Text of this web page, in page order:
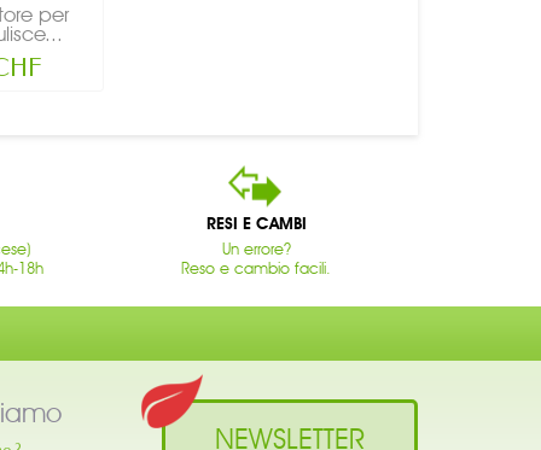
per
18h
RESI E CAMBI
Un errore?
Reso e cambio facili.
NEWSLETTER